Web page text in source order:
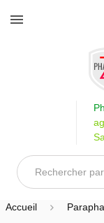
Accueil